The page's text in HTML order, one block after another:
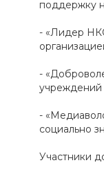
поддержку
- «Лидер
-
учреждений
-
социально
Участники